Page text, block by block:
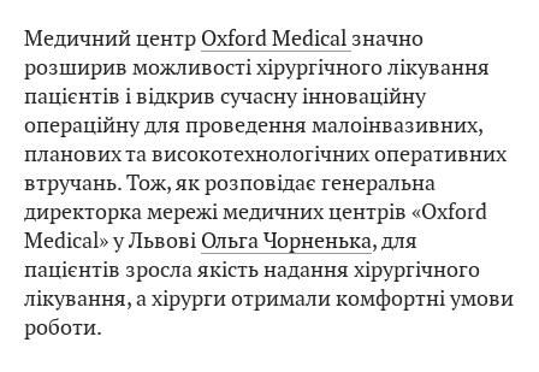
Медичний центр Oxford Medical значно
розширив можливості хірургічного лікування
пацієнтів і відкрив сучасну інноваційну
операційну для проведення малоінвазивних,
планових та високотехнологічних оперативних
втручань. Тож, як розповідає генеральна
директорка мережі медичних центрів «Oxford
Medical» у Львові Ольга Чорненька, для
пацієнтів зросла якість надання хірургічного
лікування, а хірурги отримали комфортні умови
роботи.